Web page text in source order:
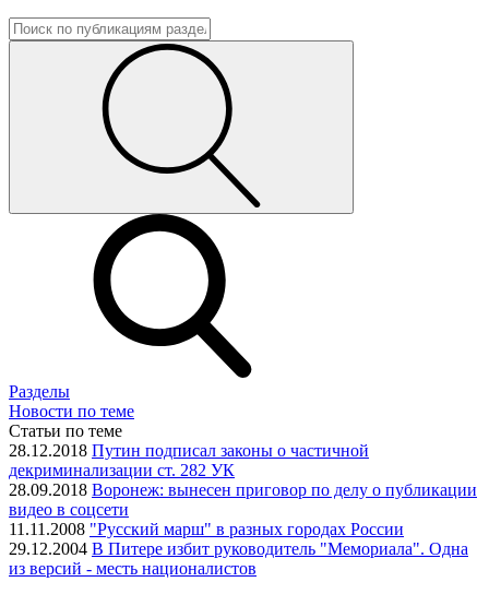
Разделы
Новости по теме
Статьи по теме
28.12.2018 Путин подписал законы о частичной
декриминализации ст. 282 УК
28.09.2018 Воронеж: вынесен приговор по делу о публикации
видео в соцсети
11.11.2008 "Русский марш" в разных городах России
29.12.2004 В Питере избит руководитель "Мемориала". Одна
из версий - месть националистов